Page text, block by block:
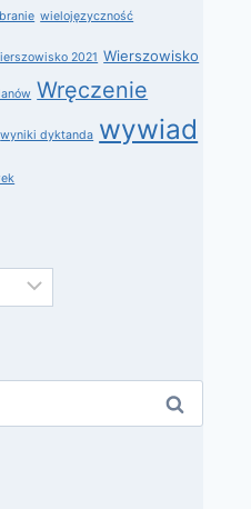
wielojęzyczność
2021 Wierszowisko
Wręczenie
wyniki dyktanda wywiad